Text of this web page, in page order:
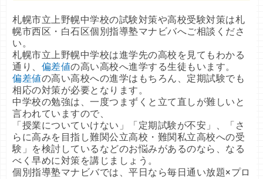
札幌市立上野幌中学校の試験対策や高校受験対策は札
幌市西区・白石区個別指導塾マナビバへご相談くださ
い。
札幌市立上野幌中学校は進学先の高校を見てもわかる
通り、 偏差値の高い高校へ進学する生徒もいます。
偏差値の高い高校への進学はもちろん、定期試験でも
相応の対策が必要となります。
中学校の勉強は、一度つまずくと立て直しが難しいと
言われていますので、
「授業についていけない」「定期試験が不安」、「さ
らに高みを目指し難関公立高校・難関私立高校への受
験」を検討しているなどのお悩みがあるのなら、なる
べく早めに対策を講じましょう。
個別指導塾マナビバでは、平日なら毎日通い放題×プロ